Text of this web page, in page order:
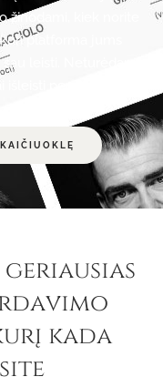
žinodami, kiek norite
platforma jums
leisti. Neturėdami
per daug.
kada